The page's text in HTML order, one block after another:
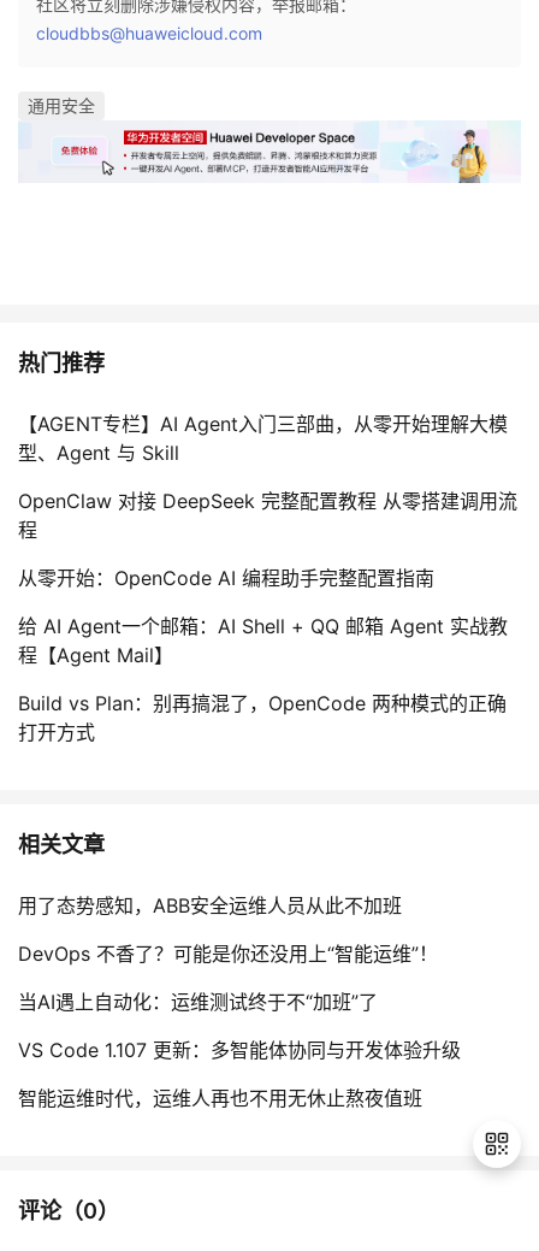
社区将立刻删除涉嫌侵权内容，举报邮箱：
cloudbbs@huaweicloud.com
通用安全
热门推荐
【AGENT专栏】AI Agent入门三部曲，从零开始理解大模
型、Agent 与 Skill
OpenClaw 对接 DeepSeek 完整配置教程 从零搭建调用流
程
从零开始：OpenCode AI 编程助手完整配置指南
给 AI Agent一个邮箱：AI Shell + QQ 邮箱 Agent 实战教
程【Agent Mail】
Build vs Plan：别再搞混了，OpenCode 两种模式的正确
打开方式
相关文章
用了态势感知，ABB安全运维人员从此不加班
DevOps 不香了？可能是你还没用上“智能运维”！
当AI遇上自动化：运维测试终于不“加班”了
VS Code 1.107 更新：多智能体协同与开发体验升级
智能运维时代，运维人再也不用无休止熬夜值班
评论（0）